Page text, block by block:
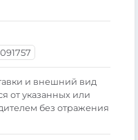
и внешний вид
от указанных или
без отражения